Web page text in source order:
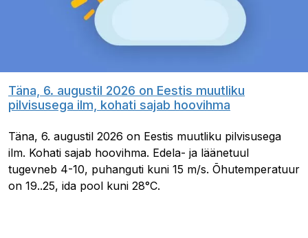
Täna, 6. augustil 2026 on Eestis muutliku
pilvisusega ilm, kohati sajab hoovihma
Täna, 6. augustil 2026 on Eestis muutliku pilvisusega
ilm. Kohati sajab hoovihma. Edela- ja läänetuul
tugevneb 4-10, puhanguti kuni 15 m/s. Õhutemperatuur
on 19..25, ida pool kuni 28°C.